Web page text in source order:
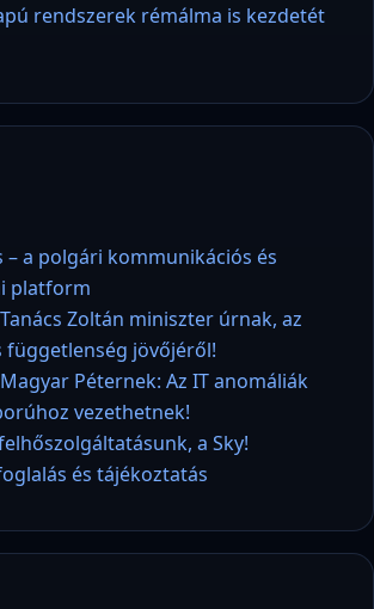
rendszerek rémálma is kezdetét
– a polgári kommunikációs és
platform
Zoltán miniszter úrnak, az
függetlenség jövőjéről!
Péternek: Az IT anomáliák
vezethetnek!
a Sky!
és tájékoztatás